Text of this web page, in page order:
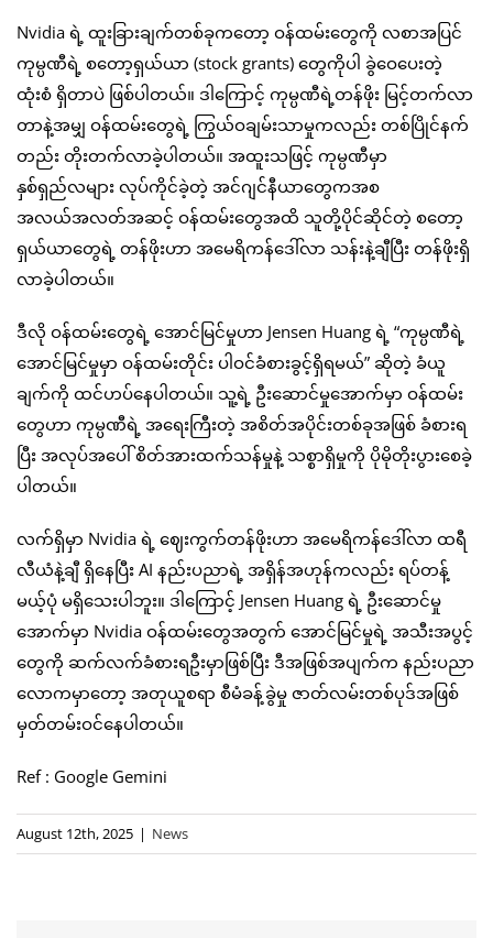
Nvidia ရဲ့ ထူးခြားချက်တစ်ခုကတော့ ဝန်ထမ်းတွေကို လစာအပြင်
ကုမ္ပဏီရဲ့ စတော့ရှယ်ယာ (stock grants) တွေကိုပါ ခွဲဝေပေးတဲ့
ထုံးစံ ရှိတာပဲ ဖြစ်ပါတယ်။ ဒါကြောင့် ကုမ္ပဏီရဲ့တန်ဖိုး မြင့်တက်လာ
တာနဲ့အမျှ ဝန်ထမ်းတွေရဲ့ ကြွယ်ဝချမ်းသာမှုကလည်း တစ်ပြိုင်နက်
တည်း တိုးတက်လာခဲ့ပါတယ်။ အထူးသဖြင့် ကုမ္ပဏီမှာ
နှစ်ရှည်လများ လုပ်ကိုင်ခဲ့တဲ့ အင်ဂျင်နီယာတွေကအစ
အလယ်အလတ်အဆင့် ဝန်ထမ်းတွေအထိ သူတို့ပိုင်ဆိုင်တဲ့ စတော့
ရှယ်ယာတွေရဲ့ တန်ဖိုးဟာ အမေရိကန်ဒေါ်လာ သန်းနဲ့ချီပြီး တန်ဖိုးရှိ
လာခဲ့ပါတယ်။
ဒီလို ဝန်ထမ်းတွေရဲ့ အောင်မြင်မှုဟာ Jensen Huang ရဲ့ “ကုမ္ပဏီရဲ့
အောင်မြင်မှုမှာ ဝန်ထမ်းတိုင်း ပါဝင်ခံစားခွင့်ရှိရမယ်” ဆိုတဲ့ ခံယူ
ချက်ကို ထင်ဟပ်နေပါတယ်။ သူ့ရဲ့ ဦးဆောင်မှုအောက်မှာ ဝန်ထမ်း
တွေဟာ ကုမ္ပဏီရဲ့ အရေးကြီးတဲ့ အစိတ်အပိုင်းတစ်ခုအဖြစ် ခံစားရ
ပြီး အလုပ်အပေါ် စိတ်အားထက်သန်မှုနဲ့ သစ္စာရှိမှုကို ပိုမိုတိုးပွားစေခဲ့
ပါတယ်။
လက်ရှိမှာ Nvidia ရဲ့ ဈေးကွက်တန်ဖိုးဟာ အမေရိကန်ဒေါ်လာ ထရီ
လီယံနဲ့ချီ ရှိနေပြီး AI နည်းပညာရဲ့ အရှိန်အဟုန်ကလည်း ရပ်တန့်
မယ့်ပုံ မရှိသေးပါဘူး။ ဒါကြောင့် Jensen Huang ရဲ့ ဦးဆောင်မှု
အောက်မှာ Nvidia ဝန်ထမ်းတွေအတွက် အောင်မြင်မှုရဲ့ အသီးအပွင့်
တွေကို ဆက်လက်ခံစားရဦးမှာဖြစ်ပြီး ဒီအဖြစ်အပျက်က နည်းပညာ
လောကမှာတော့ အတုယူစရာ စီမံခန့်ခွဲမှု ဇာတ်လမ်းတစ်ပုဒ်အဖြစ်
မှတ်တမ်းဝင်နေပါတယ်။
Ref : Google Gemini
August 12th, 2025 | News